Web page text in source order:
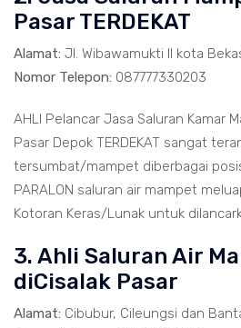
Pasar TERDEKAT
Alamat: Jl. Wibawamukti II kota
Nomor Telepon: 087777330203
AHLI Pelancar Jasa Saluran Kamar
Pasar Depok TERDEKAT sangat
tersumbat/mampet diberbagai
PARALON saluran air mampet
Kotoran Keras/Lunak untuk
3. Ahli Saluran Air
diCisalak Pasar
Alamat: Cibubur, Cileungsi dan